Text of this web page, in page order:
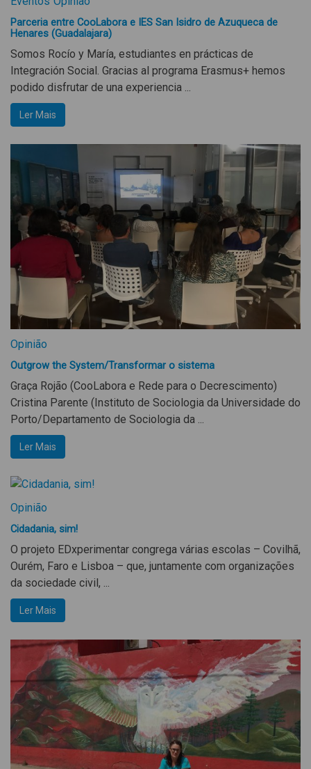
Parceria entre CooLabora e IES San Isidro de Azuqueca de
Henares (Guadalajara)
Somos Rocío y María, estudiantes en prácticas de
Integración Social. Gracias al programa Erasmus+ hemos
podido disfrutar de una experiencia ...
Ler Mais
Opinião
Outgrow the System/Transformar o sistema
Graça Rojão (CooLabora e Rede para o Decrescimento)
Cristina Parente (Instituto de Sociologia da Universidade do
Porto/Departamento de Sociologia da ...
Ler Mais
Opinião
Cidadania, sim!
O projeto EDxperimentar congrega várias escolas – Covilhã,
Ourém, Faro e Lisboa – que, juntamente com organizações
da sociedade civil, ...
Ler Mais